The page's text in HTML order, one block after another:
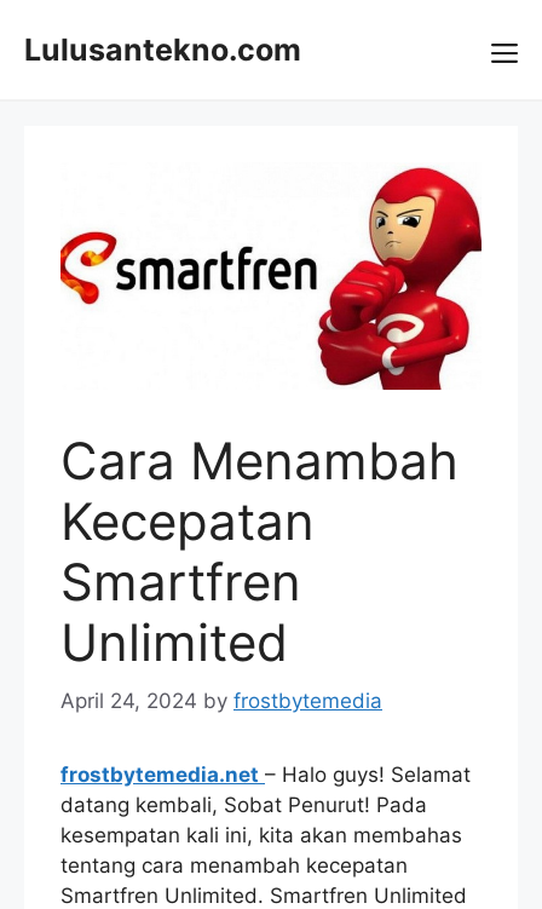
Lulusantekno.com
Cara Menambah
Kecepatan
Smartfren
Unlimited
April 24, 2024 by frostbytemedia
frostbytemedia.net – Halo guys! Selamat
datang kembali, Sobat Penurut! Pada
kesempatan kali ini, kita akan membahas
tentang cara menambah kecepatan
Smartfren Unlimited. Smartfren Unlimited